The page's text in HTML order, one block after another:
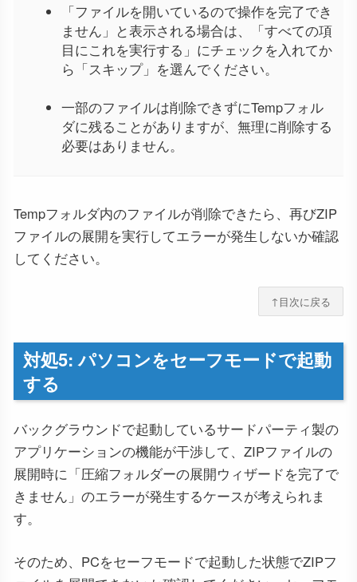
「ファイルを開いているので操作を完了でき
ません」と表示される場合は、「すべての項
目にこれを実行する」にチェックを入れてか
ら「スキップ」を選んでください。
一部のファイルは削除できずにTempフォル
ダに残ることがありますが、無理に削除する
必要はありません。
Tempフォルダ内のファイルが削除できたら、再びZIP
ファイルの展開を実行してエラーが発生しないか確認
してください。
↑目次に戻る
対処5: パソコンをセーフモードで起動
する
バックグラウンドで起動しているサードパーティ製の
アプリケーションの機能が干渉して、ZIPファイルの
展開時に「圧縮フォルダーの展開ウィザードを完了で
きません」のエラーが発生するケースが考えられま
す。
そのため、PCをセーフモードで起動した状態でZIPフ